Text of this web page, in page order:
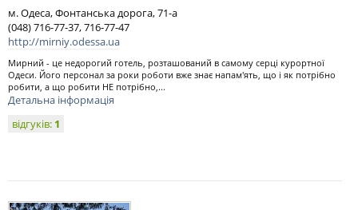
м. Одеса, Фонтанська дорога, 71-а
(048) 716-77-37, 716-77-47
http://mirniy.odessa.ua
Мирний - це недорогий готель, розташований в самому серці курортної
Одеси. Його персонал за роки роботи вже знає напам'ять, що і як потрібно
робити, а що робити НЕ потрібно,...
Детальна інформація
відгуків: 1